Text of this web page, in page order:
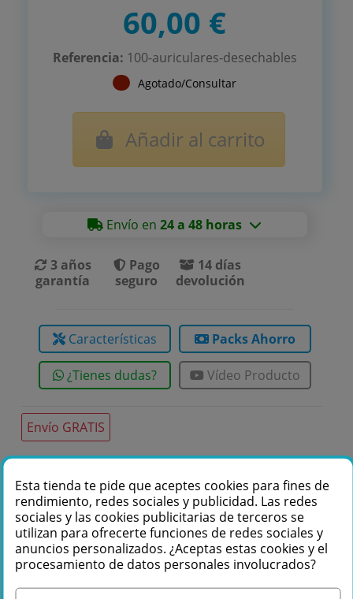
Envío GRATIS
Te podemos ayudar
+34 976 36 61 60
60,00 €
Referencia: 100-auriculares-desechables
Agotado/Consultar
Añadir al carrito
Envío en24 a 48 horas
3 años
garantía
Pago
seguro
14 días
devolución
Características Packs Ahorro
¿Tienes dudas? Vídeo Producto
Esta tienda te pide que aceptes cookies para fines de
rendimiento, redes sociales y publicidad. Las redes
sociales y las cookies publicitarias de terceros se
utilizan para ofrecerte funciones de redes sociales y
anuncios personalizados. ¿Aceptas estas cookies y el
procesamiento de datos personales involucrados?